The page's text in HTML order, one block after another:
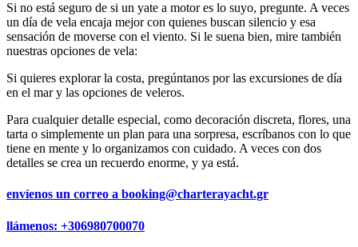
Si no está seguro de si un yate a motor es lo suyo, pregunte. A veces
un día de vela encaja mejor con quienes buscan silencio y esa
sensación de moverse con el viento. Si le suena bien, mire también
nuestras opciones de vela:
Si quieres explorar la costa, pregúntanos por las excursiones de día
en el mar y las opciones de veleros.
Para cualquier detalle especial, como decoración discreta, flores, una
tarta o simplemente un plan para una sorpresa, escríbanos con lo que
tiene en mente y lo organizamos con cuidado. A veces con dos
detalles se crea un recuerdo enorme, y ya está.
envíenos un correo a booking@charterayacht.gr
llámenos: +306980700070